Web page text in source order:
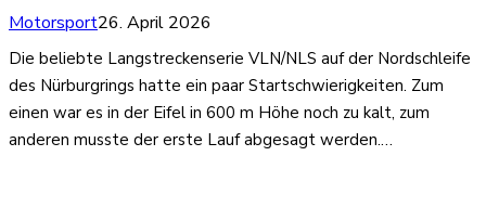
Motorsport26. April 2026
Die beliebte Langstreckenserie VLN/NLS auf der Nordschleife
des Nürburgrings hatte ein paar Startschwierigkeiten. Zum
einen war es in der Eifel in 600 m Höhe noch zu kalt, zum
anderen musste der erste Lauf abgesagt werden.…